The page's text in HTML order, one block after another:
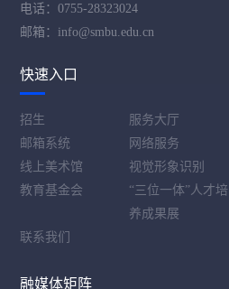
电话：0755-28323024
邮箱：info@smbu.edu.cn
快速入口
招生
服务大厅
邮箱系统
网络服务
线上美术馆
视觉形象识别
教育基金会
“三位一体”人才培
养成果展
联系我们
融媒体矩阵